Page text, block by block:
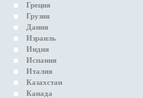
Греция
Грузия
Дания
Израиль
Индия
Испания
Италия
Казахстан
Канада